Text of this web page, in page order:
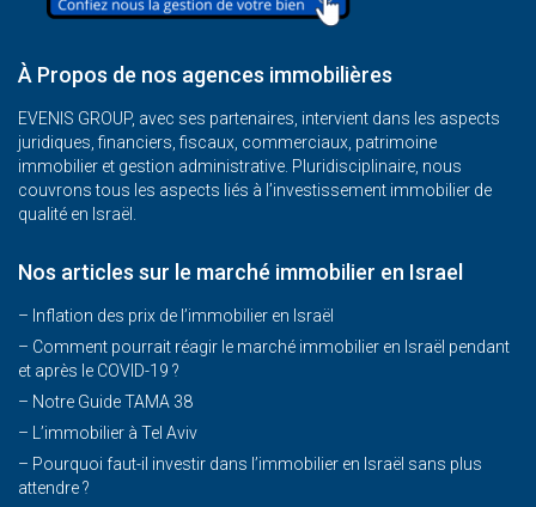
À Propos de nos agences immobilières
EVENIS GROUP, avec ses partenaires, intervient dans les aspects
juridiques, financiers, fiscaux, commerciaux, patrimoine
immobilier et gestion administrative. Pluridisciplinaire, nous
couvrons tous les aspects liés à l’investissement immobilier de
qualité en Israël.
Nos articles sur le marché immobilier en Israel
– Inflation des prix de l’immobilier en Israël
– Comment pourrait réagir le marché immobilier en Israël pendant
et après le COVID-19 ?
– Notre Guide TAMA 38
–
L’immobilier à Tel Aviv
– Pourquoi faut-il investir dans l’immobilier en Israël sans plus
attendre ?